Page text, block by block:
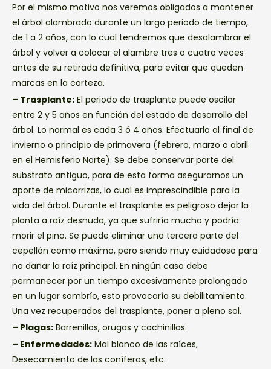
Por el mismo motivo nos veremos obligados a mantener
el árbol alambrado durante un largo periodo de tiempo,
de 1 a 2 años, con lo cual tendremos que desalambrar el
árbol y volver a colocar el alambre tres o cuatro veces
antes de su retirada definitiva, para evitar que queden
marcas en la corteza.
– Trasplante: El periodo de trasplante puede oscilar
entre 2 y 5 años en función del estado de desarrollo del
árbol. Lo normal es cada 3 ó 4 años. Efectuarlo al final de
invierno o principio de primavera (febrero, marzo o abril
en el Hemisferio Norte). Se debe conservar parte del
substrato antiguo, para de esta forma asegurarnos un
aporte de micorrizas, lo cual es imprescindible para la
vida del árbol. Durante el trasplante es peligroso dejar la
planta a raíz desnuda, ya que sufriría mucho y podría
morir el pino. Se puede eliminar una tercera parte del
cepellón como máximo, pero siendo muy cuidadoso para
no dañar la raíz principal. En ningún caso debe
permanecer por un tiempo excesivamente prolongado
en un lugar sombrío, esto provocaría su debilitamiento.
Una vez recuperados del trasplante, poner a pleno sol.
– Plagas: Barrenillos, orugas y cochinillas.
– Enfermedades: Mal blanco de las raíces,
Desecamiento de las coníferas, etc.